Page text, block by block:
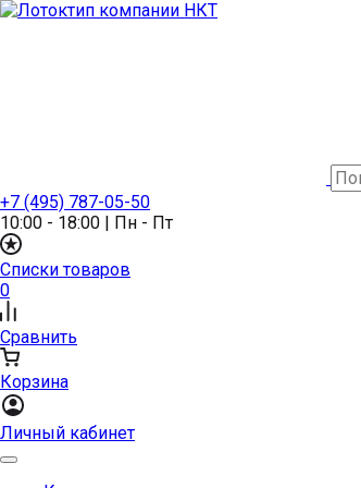
+7 (495) 787-05-50
10:00 - 18:00 | Пн - Пт
Списки товаров
0
Сравнить
Корзина
Личный кабинет